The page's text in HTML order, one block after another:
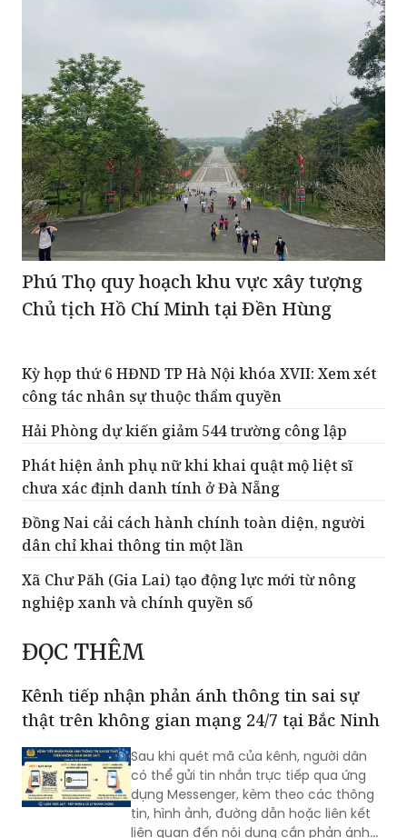
Phú Thọ quy hoạch khu vực xây tượng
Chủ tịch Hồ Chí Minh tại Đền Hùng
Kỳ họp thứ 6 HĐND TP Hà Nội khóa XVII: Xem xét
công tác nhân sự thuộc thẩm quyền
Hải Phòng dự kiến giảm 544 trường công lập
Phát hiện ảnh phụ nữ khi khai quật mộ liệt sĩ
chưa xác định danh tính ở Đà Nẵng
Đồng Nai cải cách hành chính toàn diện, người
dân chỉ khai thông tin một lần
Xã Chư Păh (Gia Lai) tạo động lực mới từ nông
nghiệp xanh và chính quyền số
ĐỌC THÊM
Kênh tiếp nhận phản ánh thông tin sai sự
thật trên không gian mạng 24/7 tại Bắc Ninh
Sau khi quét mã của kênh, người dân
có thể gửi tin nhắn trực tiếp qua ứng
dụng Messenger, kèm theo các thông
tin, hình ảnh, đường dẫn hoặc liên kết
liên quan đến nội dung cần phản ánh...